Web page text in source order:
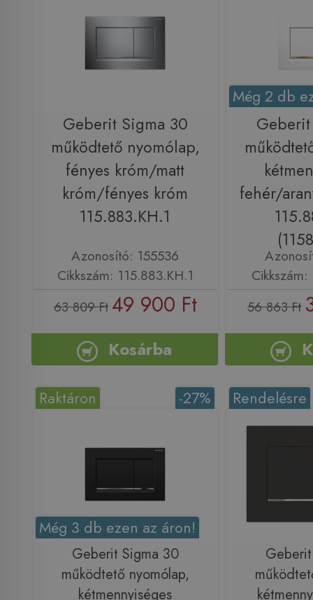
Geberit Sigma 30
működtető nyomólap,
fényes króm/matt
króm/fényes króm
115.883.KH.1
Azonosító: 155536
Cikkszám: 115.883.KH.1
63 809 Ft 49 900 Ft
Kosárba
Még 2 db
fehér/
56 863 Ft
-27%
Raktáron
Még 3 db ezen az áron!
Geberit Sigma 30
működtető nyomólap,
kétmennyiséges
Rendelésre